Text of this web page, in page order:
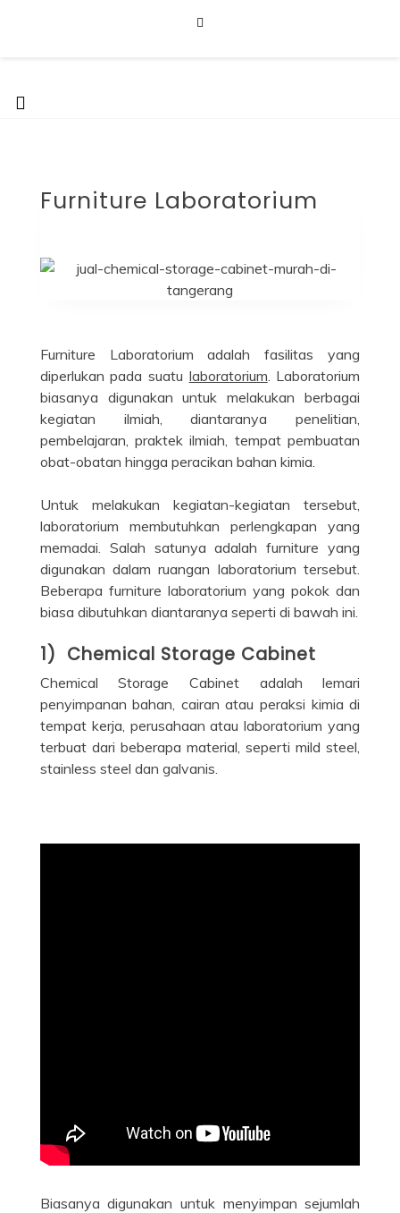
Dapatkan Produk dengan Harga Terbaik Hubungi 0812-8016-
Furniture Laboratorium
Furniture Laboratorium adalah fasilitas yang
diperlukan pada suatu laboratorium . Laboratorium
biasanya digunakan untuk melakukan berbagai
kegiatan ilmiah, diantaranya penelitian,
pembelajaran, praktek ilmiah, tempat pembuatan
obat-obatan hingga peracikan bahan kimia.
Untuk melakukan kegiatan-kegiatan tersebut,
laboratorium membutuhkan perlengkapan yang
memadai. Salah satunya adalah furniture yang
digunakan dalam ruangan laboratorium tersebut.
Beberapa furniture laboratorium yang pokok dan
biasa dibutuhkan diantaranya seperti di bawah ini.
1) Chemical Storage Cabinet
Chemical Storage Cabinet adalah lemari
penyimpanan bahan, cairan atau peraksi kimia di
tempat kerja, perusahaan atau laboratorium yang
terbuat dari beberapa material, seperti mild steel,
stainless steel dan galvanis.
Biasanya digunakan untuk menyimpan sejumlah